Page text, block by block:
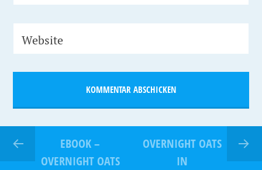
Website
EBOOK –
OVERNIGHT OATS
OVERNIGHT OATS
IN